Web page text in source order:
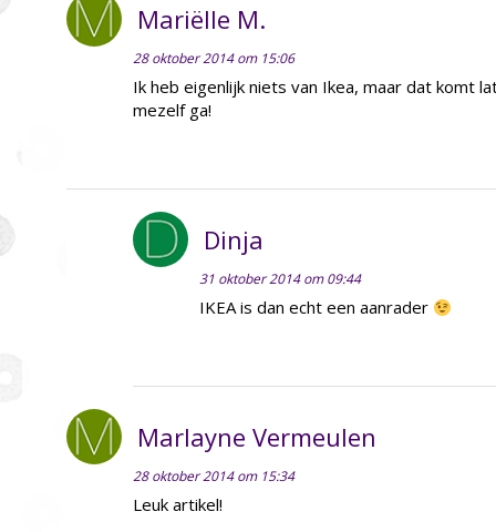
Mariëlle M.
28 oktober 2014 om 15:06
Ik heb eigenlijk niets van Ikea, maar dat komt
mezelf ga!
Dinja
31 oktober 2014 om 09:44
IKEA is dan echt een aanrader
Marlayne Vermeulen
28 oktober 2014 om 15:34
Leuk artikel!